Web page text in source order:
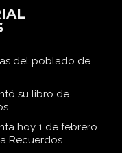
del poblado de
su libro de
hoy 1 de febrero
Recuerdos